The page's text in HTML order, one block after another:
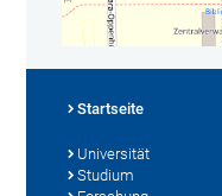
Startseite
Universität
Studium